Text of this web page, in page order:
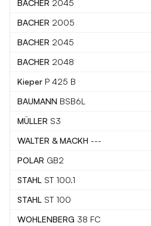
BACHER 2045
BACHER 2005
BACHER 2045
BACHER 2048
Kieper P 425 B
BAUMANN BSB6L
MÜLLER S3
WALTER & MACKH ---
POLAR GB2
STAHL ST 100.1
STAHL ST 100
WOHLENBERG 38 FC